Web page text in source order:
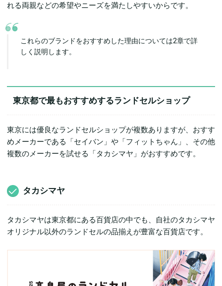
れる両親などの希望やニーズを満たしやすいからです。
これらのブランドをおすすめした理由については2章で詳
しく説明します。
東京都で最もおすすめするランドセルショップ
東京には優良なランドセルショップが複数ありますが、おすす
めメーカーである「セイバン」や「フィットちゃん」、その他
複数のメーカーを試せる「タカシマヤ」がおすすめです。
タカシマヤ
タカシマヤは東京都にある百貨店の中でも、自社のタカシマヤ
オリジナル以外のランドセルの品揃えが豊富な百貨店です。